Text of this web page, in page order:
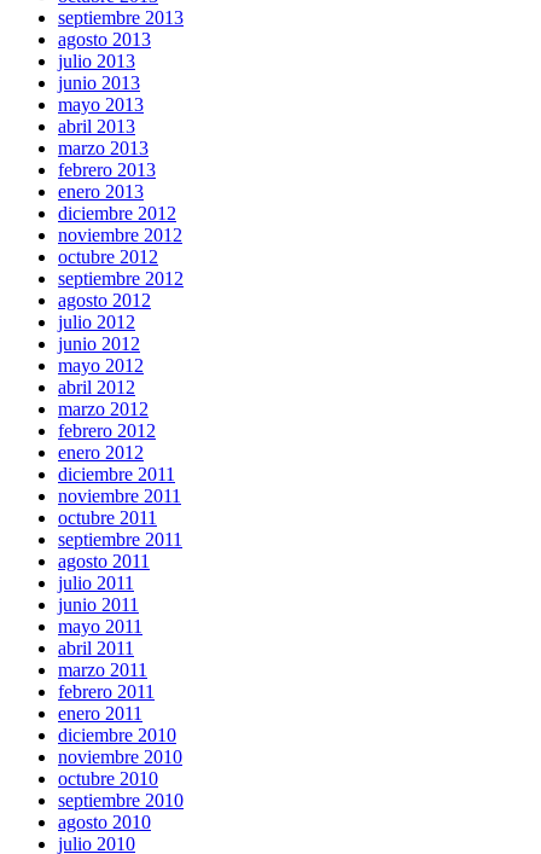
septiembre 2013
agosto 2013
julio 2013
junio 2013
mayo 2013
abril 2013
marzo 2013
febrero 2013
enero 2013
diciembre 2012
noviembre 2012
octubre 2012
septiembre 2012
agosto 2012
julio 2012
junio 2012
mayo 2012
abril 2012
marzo 2012
febrero 2012
enero 2012
diciembre 2011
noviembre 2011
octubre 2011
septiembre 2011
agosto 2011
julio 2011
junio 2011
mayo 2011
abril 2011
marzo 2011
febrero 2011
enero 2011
diciembre 2010
noviembre 2010
octubre 2010
septiembre 2010
agosto 2010
julio 2010